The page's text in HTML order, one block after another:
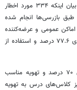
معاون بهداشت دانشگاه علم پزشکی استان قزوین با بیان اینکه ۳۳۴ مورد اخطار
قضائی و ۹ مورد پلمپ طبق بازرسی‌ها انجام شده
اماکن عمومی و عرضه‌کننده
مواد غذایی بررسی شد که میزان رعایت بهداشت فردی ۷۷.۶ درصد و استفاده از
وی با اشاره به اینکه فاصله‌گذاری اجتماعی در اماکن ۷۰ درصد و تهویه مناسب
کلاس‌های درس به تهویه